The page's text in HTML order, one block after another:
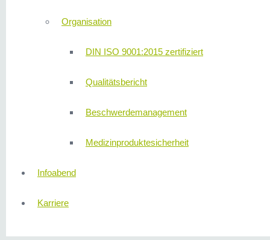
Organisation
DIN ISO 9001:2015 zertifiziert
Qualitätsbericht
Beschwerdemanagement
Medizinproduktesicherheit
Infoabend
Karriere